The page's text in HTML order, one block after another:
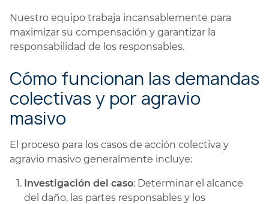
Nuestro equipo trabaja incansablemente para
maximizar su compensación y garantizar la
responsabilidad de los responsables.
Cómo funcionan las demandas
colectivas y por agravio
masivo
El proceso para los casos de acción colectiva y
agravio masivo generalmente incluye:
Investigación del caso: Determinar el alcance
del daño, las partes responsables y los